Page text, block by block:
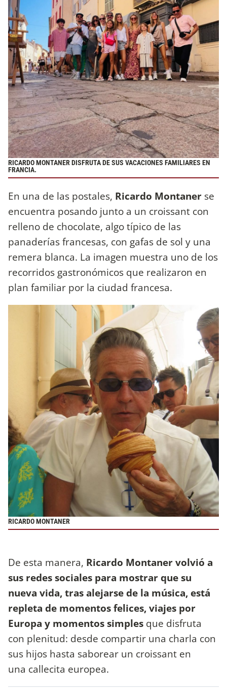
RICARDO MONTANER DISFRUTA DE SUS VACACIONES FAMILIARES EN
FRANCIA.
En una de las postales, Ricardo Montaner se
encuentra posando junto a un croissant con
relleno de chocolate, algo típico de las
panaderías francesas, con gafas de sol y una
remera blanca. La imagen muestra uno de los
recorridos gastronómicos que realizaron en
plan familiar por la ciudad francesa.
RICARDO MONTANER
De esta manera, Ricardo Montaner volvió a
sus redes sociales para mostrar que su
nueva vida, tras alejarse de la música, está
repleta de momentos felices, viajes por
Europa y momentos simples que disfruta
con plenitud: desde compartir una charla con
sus hijos hasta saborear un croissant en
una callecita europea.